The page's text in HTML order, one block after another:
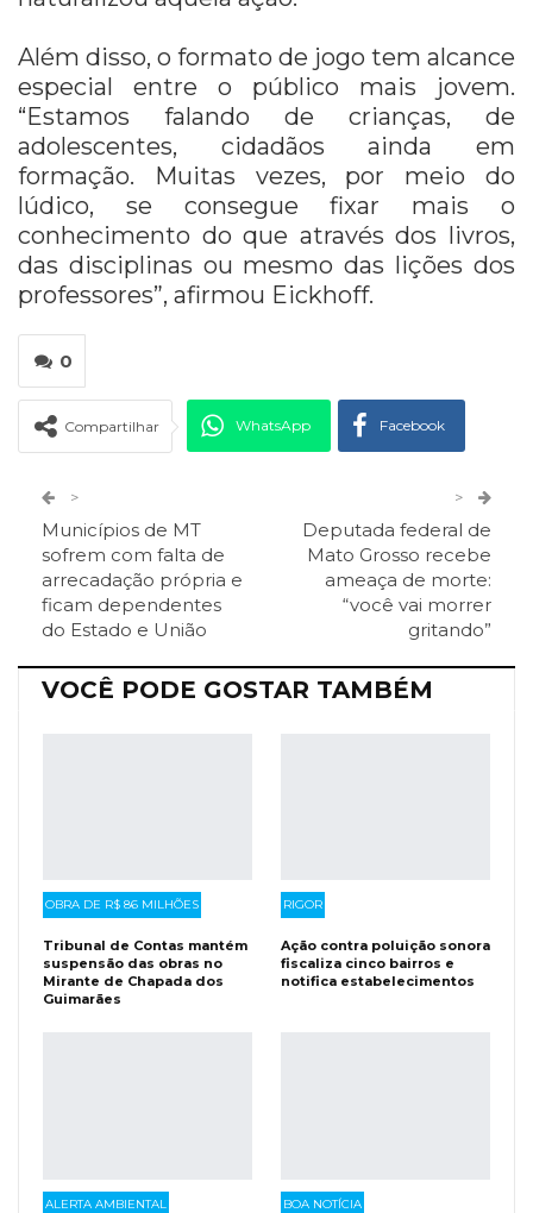
Além disso, o formato de jogo tem alcance
especial entre o público mais jovem.
“Estamos falando de crianças, de
adolescentes, cidadãos ainda em
formação. Muitas vezes, por meio do
lúdico, se consegue fixar mais o
conhecimento do que através dos livros,
das disciplinas ou mesmo das lições dos
professores”, afirmou Eickhoff.
0
Compartilhar WhatsApp Facebook
ReddIt Pinterest Telegram
Facebook Messenger O email
>
Municípios de MT
sofrem com falta de
arrecadação própria e
ficam dependentes
do Estado e União
>
Deputada federal de
Mato Grosso recebe
ameaça de morte:
“você vai morrer
gritando”
VOCÊ PODE GOSTAR TAMBÉM
OBRA DE R$ 86 MILHÕES
Tribunal de Contas mantém
suspensão das obras no
Mirante de Chapada dos
Guimarães
RIGOR
Ação contra poluição sonora
fiscaliza cinco bairros e
notifica estabelecimentos
ALERTA AMBIENTAL BOA NOTÍCIA